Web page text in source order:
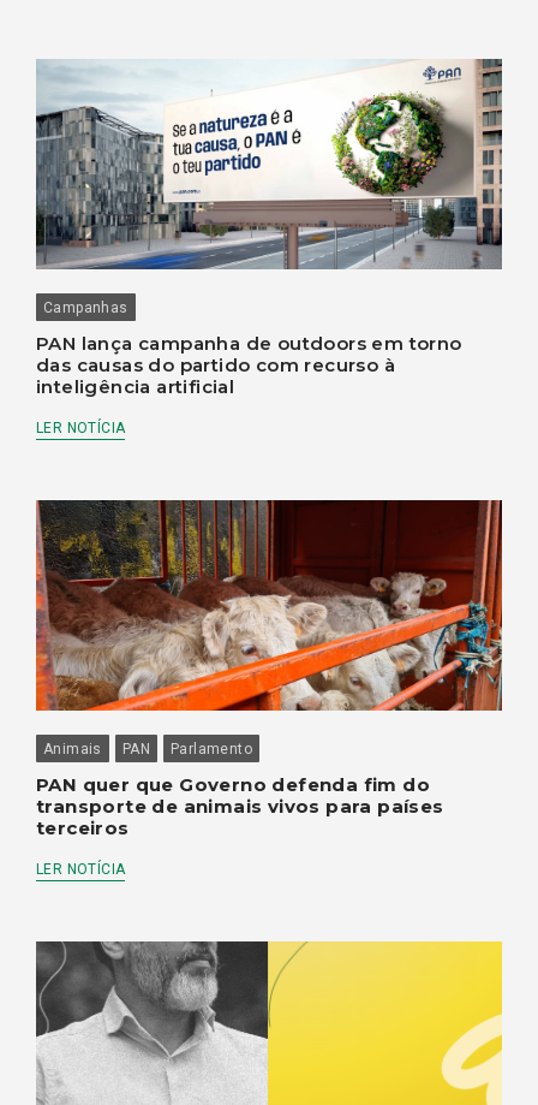
Campanhas
PAN lança campanha de outdoors em torno
das causas do partido com recurso à
inteligência artificial
LER NOTÍCIA
Animais PAN Parlamento
PAN quer que Governo defenda fim do
transporte de animais vivos para países
terceiros
LER NOTÍCIA